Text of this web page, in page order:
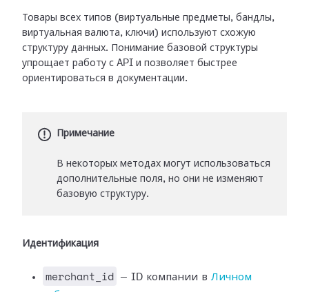
Товары всех типов (виртуальные предметы, бандлы,
виртуальная валюта, ключи) используют схожую
структуру данных. Понимание базовой структуры
упрощает работу с API и позволяет быстрее
ориентироваться в документации.
Примечание
В некоторых методах могут использоваться
дополнительные поля, но они не изменяют
базовую структуру.
Идентификация
merchant_id — ID компании в Личном